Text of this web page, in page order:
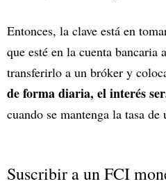
Entonces, la clave está en
que esté en la cuenta bancaria
transferirlo a un bróker y
de forma diaria, el interés
cuando se mantenga la tasa
Suscribir a un FCI